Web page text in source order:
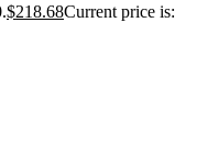
$218.68Current price is: